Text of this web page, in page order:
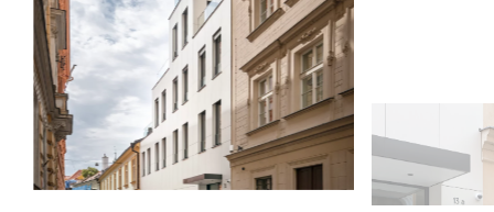
Företaget
Service
Inspiration
Beställ prover
Hållbarhet
Ladda ner dokument